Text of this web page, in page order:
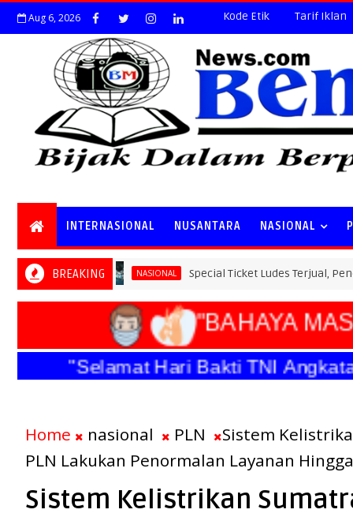
Aug 6, 2026 Kode Etik Tarif Iklan
INTERNASIONAL NUSANTARA NASIONAL
BREAKINGNASIONAL Special Ticket Ludes Terjual, Pendaftaran
"BAHAYA
"Selamat Hari Bakti TNI
Home nasional PLN
Sistem
PLN Lakukan Penormalan Layanan
Sistem Kelistrikan